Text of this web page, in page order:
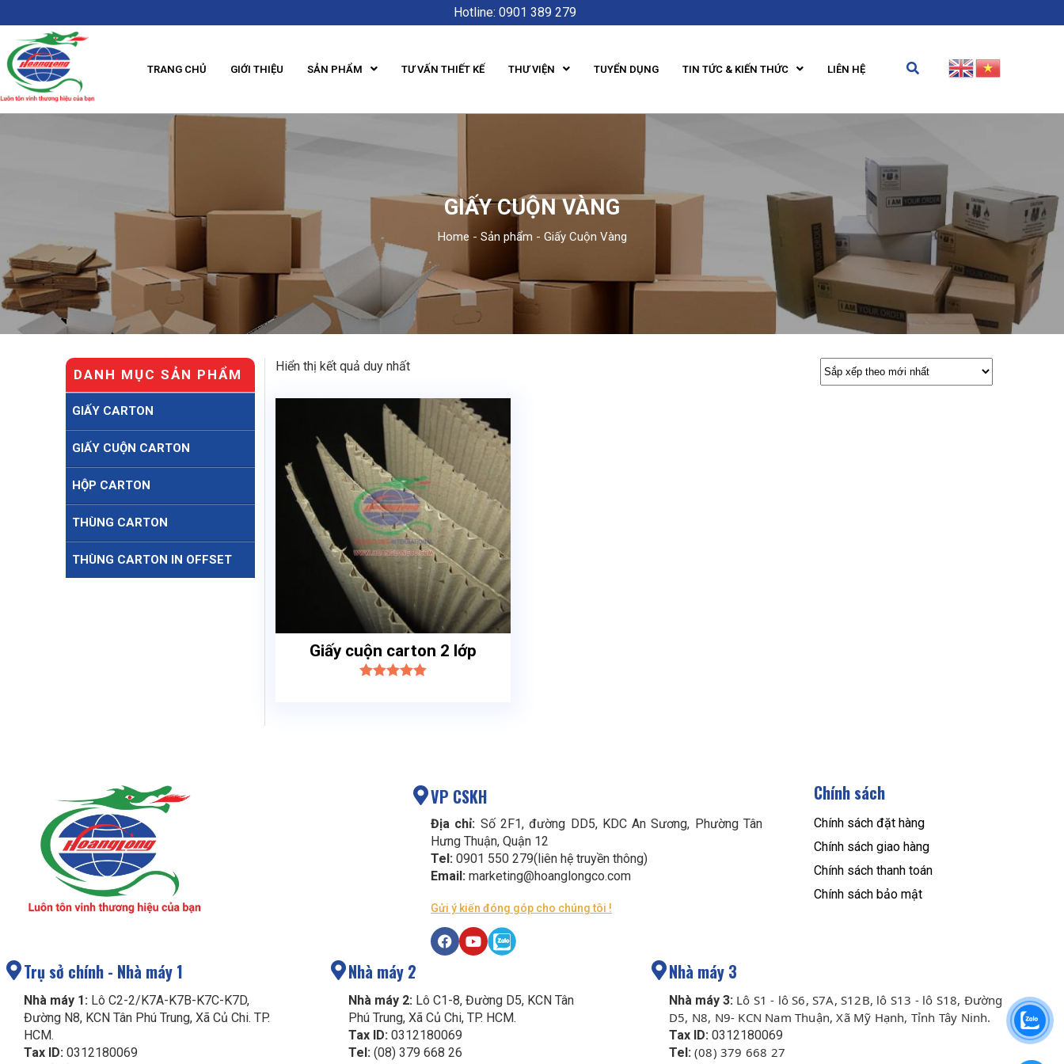
Hotline: 0901 389 279
TRANG CHỦ GIỚI THIỆU SẢN PHẨM TƯ VẤN THIẾT KẾ THƯ VIỆN TUYỂN DỤNG TIN TỨC & KIẾN THỨC LIÊN HỆ
GIẤY CUỘN VÀNG
Home - Sản phẩm - Giấy Cuộn Vàng
DANH MỤC SẢN PHẨM
GIẤY CARTON
GIẤY CUỘN CARTON
HỘP CARTON
THÙNG CARTON
THÙNG CARTON IN OFFSET
Hiển thị kết quả duy nhất
Giấy cuộn carton 2 lớp
VP CSKH
Địa chỉ: Số 2F1, đường DD5, KDC An Sương, Phường Tân
Hưng Thuận, Quận 12
Tel: 0901 550 279(liên hệ truyền thông)
Email: marketing@hoanglongco.com
Gửi ý kiến đóng góp cho chúng tôi !
Chính sách
Chính sách đặt hàng
Chính sách giao hàng
Chính sách thanh toán
Chính sách bảo mật
Trụ sở chính - Nhà máy 1
Nhà máy 1: Lô C2-2/K7A-K7B-K7C-K7D,
Đường N8, KCN Tân Phú Trung, Xã Củ Chi. TP.
HCM.
Tax ID: 0312180069
Nhà máy 2
Nhà máy 2: Lô C1-8, Đường D5, KCN Tân
Phú Trung, Xã Củ Chi, TP. HCM.
Tax ID: 0312180069
Tel: (08) 379 668 26
Nhà máy 3
Nhà máy 3: Lô S1 - lô S6, S7A, S12B, lô S13 - lô S18, Đường
D5, N8, N9- KCN Nam Thuận, Xã Mỹ Hạnh, Tỉnh Tây Ninh.
Tax ID: 0312180069
Tel: (08) 379 668 27